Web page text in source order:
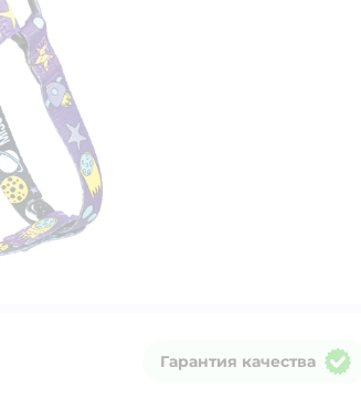
Гарантия качества